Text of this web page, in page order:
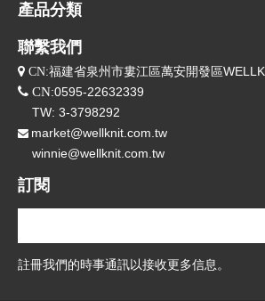
產品分類
聯繫我們
 CN:福建省泉州市婁江區萬安開發區
 CN:0595-22632339
TW: 3-3798292
 market@wellknit.com.tw
winnie@wellknit.com.tw
訂閱
註冊我們的時事通訊以接收更多信息。